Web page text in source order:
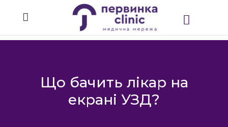
Що бачить лікар на
екрані УЗД?